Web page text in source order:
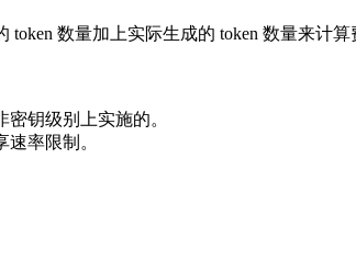
数量加上实际生成的 token 数量来计算
钥级别上实施的。
率限制。